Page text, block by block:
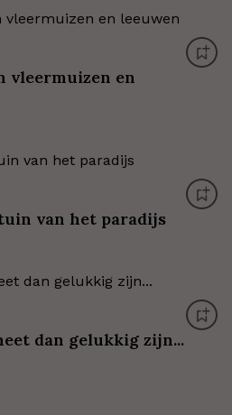
vleermuizen en
van het paradijs
dan gelukkig zijn...